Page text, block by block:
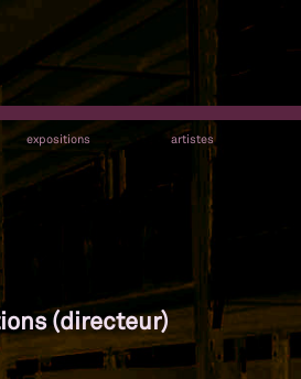
expositions artistes
(directeur)